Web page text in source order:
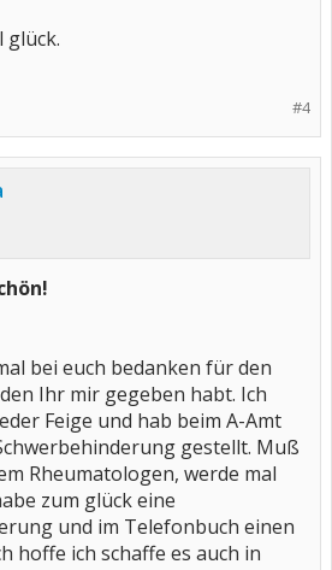
glück.
#4
bei euch bedanken für den
Ihr mir gegeben habt. Ich
Feige und hab beim A-Amt
gestellt. Muß
Rheumatologen, werde mal
zum glück eine
und im Telefonbuch einen
hoffe ich schaffe es auch in